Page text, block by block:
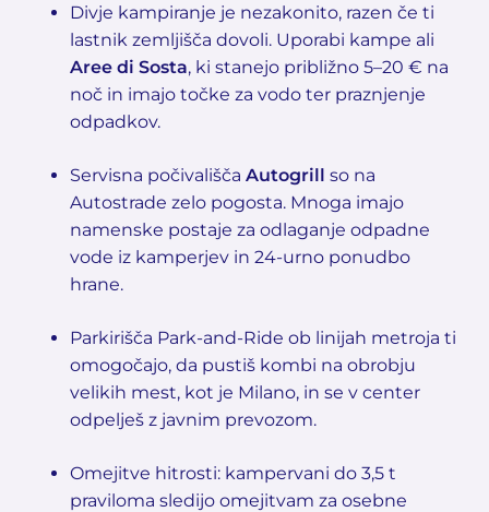
Divje kampiranje je nezakonito, razen če ti
lastnik zemljišča dovoli. Uporabi kampe ali
Aree di Sosta, ki stanejo približno 5–20 € na
noč in imajo točke za vodo ter praznjenje
odpadkov.
Servisna počivališča Autogrill so na
Autostrade zelo pogosta. Mnoga imajo
namenske postaje za odlaganje odpadne
vode iz kamperjev in 24-urno ponudbo
hrane.
Parkirišča Park-and-Ride ob linijah metroja ti
omogočajo, da pustiš kombi na obrobju
velikih mest, kot je Milano, in se v center
odpelješ z javnim prevozom.
Omejitve hitrosti: kampervani do 3,5 t
praviloma sledijo omejitvam za osebne